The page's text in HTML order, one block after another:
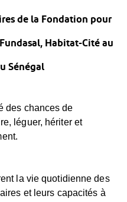
de la Fondation pour
Habitat-Cité au
Sénégal
des chances de
léguer, hériter et
la vie quotidienne des
et leurs capacités à